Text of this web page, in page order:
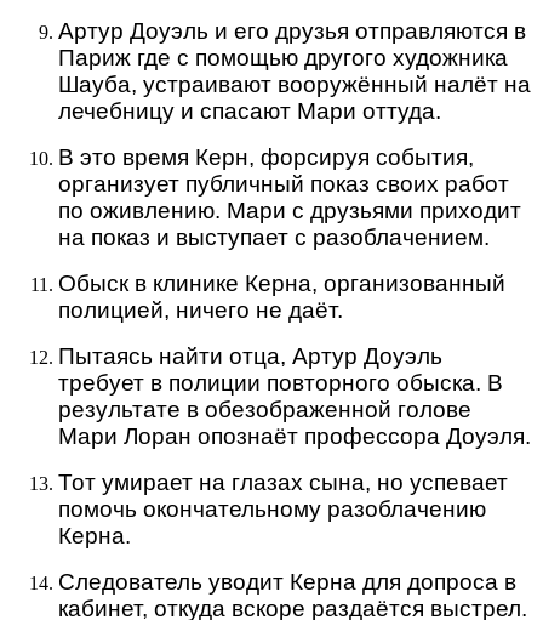
Артур Доуэль и его друзья отправляются в
Париж где с помощью другого художника
Шауба, устраивают вооружённый налёт на
лечебницу и спасают Мари оттуда.
В это время Керн, форсируя события,
организует публичный показ своих работ
по оживлению. Мари с друзьями приходит
на показ и выступает с разоблачением.
Обыск в клинике Керна, организованный
полицией, ничего не даёт.
Пытаясь найти отца, Артур Доуэль
требует в полиции повторного обыска. В
результате в обезображенной голове
Мари Лоран опознаёт профессора Доуэля.
Тот умирает на глазах сына, но успевает
помочь окончательному разоблачению
Керна.
Следователь уводит Керна для допроса в
кабинет, откуда вскоре раздаётся выстрел.